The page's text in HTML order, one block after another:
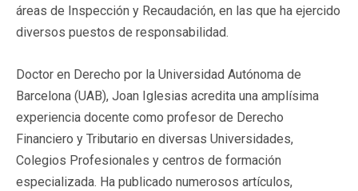
áreas de Inspección y Recaudación, en las que ha ejercido
diversos puestos de responsabilidad.
Doctor en Derecho por la Universidad Autónoma de
Barcelona (UAB), Joan Iglesias acredita una amplísima
experiencia docente como profesor de Derecho
Financiero y Tributario en diversas Universidades,
Colegios Profesionales y centros de formación
especializada. Ha publicado numerosos artículos,